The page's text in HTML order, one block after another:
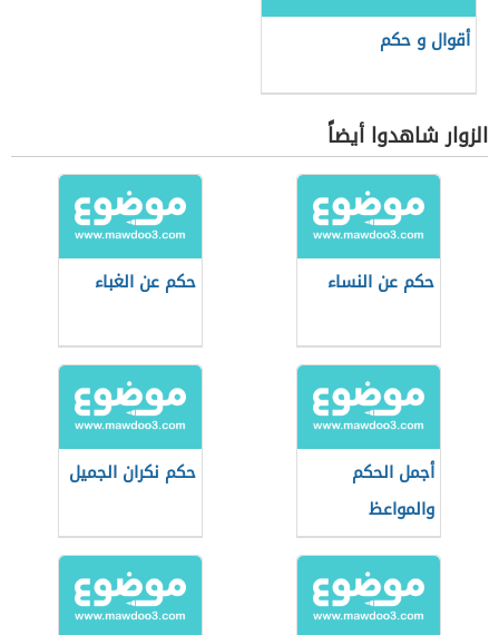
أقوال و حكم
الزوار شاهدوا أيضاً
حكم عن النساء حكم عن الغباء
أجمل الحكم
والمواعظ
حكم نكران الجميل